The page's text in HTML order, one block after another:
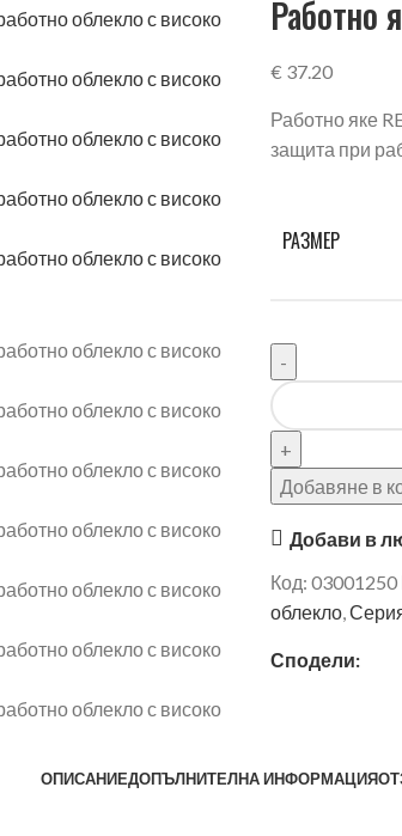
Работно
€ 37.20
Работно яке
защита при
РАЗМЕР
Добавяне в
Добави в
Код: 03001250
облекло,
Сподели:
ОПИСАНИЕДОПЪЛНИТЕЛНА ИНФОРМАЦИЯ